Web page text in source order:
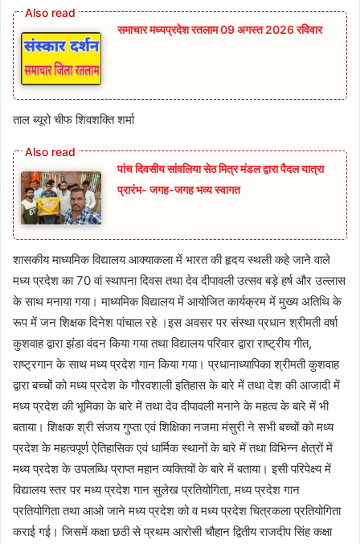
समाचार मध्यप्रदेश रतलाम 09 अगस्त 2026 रविवार
ताल ब्यूरो चीफ शिवशक्ति शर्मा
पांच दिवसीय सांवलिया सेठ मित्र मंडल द्वारा पैदल यात्रा
प्रारंभ- जगह-जगह भव्य स्वागत
शासकीय माध्यमिक विद्यालय आक्याकला में भारत की हृदय स्थली कहे जाने वाले
मध्य प्रदेश का 70 वां स्थापना दिवस तथा देव दीपावली उत्सव बड़े हर्ष और उल्लास
के साथ मनाया गया। माध्यमिक विद्यालय में आयोजित कार्यक्रम में मुख्य अतिथि के
रूप में जन शिक्षक दिनेश पांचाल रहे ।इस अवसर पर संस्था प्रधान श्रीमती वर्षा
कुशवाह द्वारा झंडा वंदन किया गया तथा विद्यालय परिवार द्वारा राष्ट्रीय गीत,
राष्ट्रगान के साथ मध्य प्रदेश गान किया गया। प्रधानाध्यापिका श्रीमती कुशवाह
द्वारा बच्चों को मध्य प्रदेश के गौरवशाली इतिहास के बारे में तथा देश की आजादी में
मध्य प्रदेश की भूमिका के बारे में तथा देव दीपावली मनाने के महत्व के बारे में भी
बताया। शिक्षक श्री संजय गुप्ता एवं शिक्षिका नजमा मंसुरी ने सभी बच्चों को मध्य
प्रदेश के महत्वपूर्ण ऐतिहासिक एवं धार्मिक स्थानों के बारे में तथा विभिन्न क्षेत्रों में
मध्य प्रदेश के उपलब्धि प्राप्त महान व्यक्तियों के बारे में बताया। इसी परिपेक्ष्य में
विद्यालय स्तर पर मध्य प्रदेश गान सुलेख प्रतियोगिता, मध्य प्रदेश गान
प्रतियोगिता तथा आओ जाने मध्य प्रदेश को व मध्य प्रदेश चित्रकला प्रतियोगिता
कराई गई। जिसमें कक्षा छठी से प्रथम आरोसी चौहान द्वितीय राजदीप सिंह कक्षा